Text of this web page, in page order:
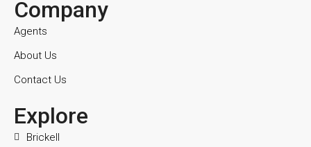
Company
Agents
About Us
Contact Us
Explore
Brickell